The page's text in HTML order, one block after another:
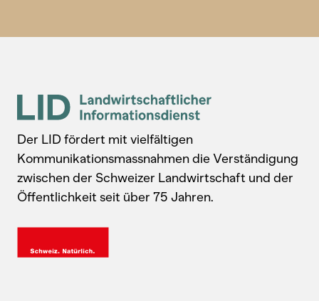
Der LID fördert mit vielfältigen
Kommunikationsmassnahmen die Verständigung
zwischen der Schweizer Landwirtschaft und der
Öffentlichkeit seit über 75 Jahren.